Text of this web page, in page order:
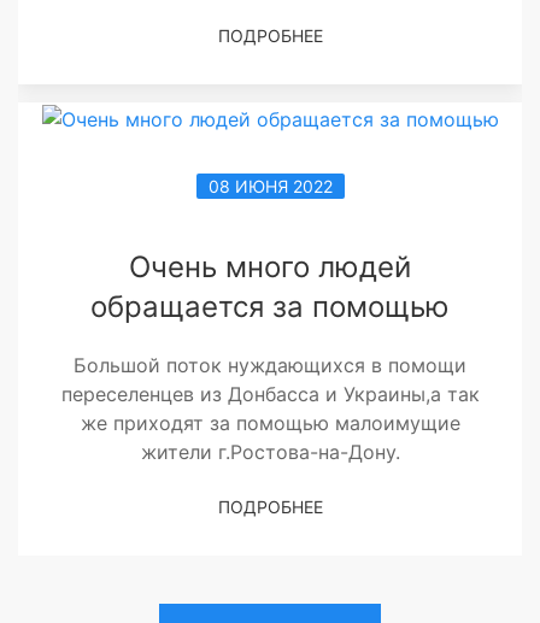
ПОДРОБНЕЕ
08 ИЮНЯ 2022
Очень много людей
обращается за помощью
Большой поток нуждающихся в помощи
переселенцев из Донбасса и Украины,а так
же приходят за помощью малоимущие
жители г.Ростова-на-Дону.
ПОДРОБНЕЕ